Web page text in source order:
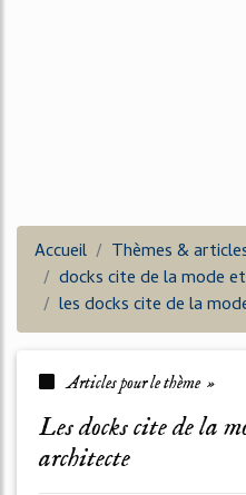
Accueil
Thèmes &
docks cite de la mode
les docks cite de la
Articles pour le thème »
les docks cite de la mode et du design
architecte